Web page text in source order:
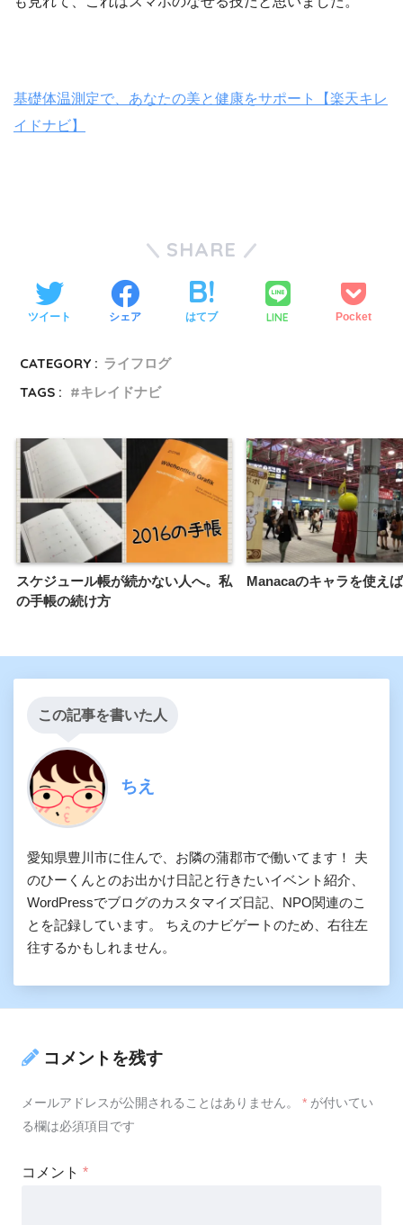
基礎体温測定で、あなたの美と健康をサポート【楽天キレ
イドナビ】
SHARE
ツイート シェア はてブ LINE Pocket
CATEGORY : ライフログ
TAGS :
キレイドナビ
スケジュール帳が続かない人へ。私
の手帳の続け方
Manacaのキャラを使え
この記事を書いた人
ちえ
愛知県豊川市に住んで、お隣の蒲郡市で働いてます！ 夫
のひーくんとのお出かけ日記と行きたいイベント紹介、
WordPressでブログのカスタマイズ日記、NPO関連のこ
とを記録しています。 ちえのナビゲートのため、右往左
往するかもしれません。
コメントを残す
メールアドレスが公開されることはありません。 * が付いてい
る欄は必須項目です
コメント *